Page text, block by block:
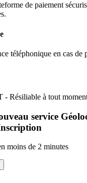
de paiement
téléphonique en cas de
Résiliable à tout
service
moins de 2 minutes